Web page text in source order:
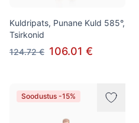
Kuldripats, Punane Kuld 585°,
Tsirkonid
124.72 € 106.01 €
Soodustus -15%